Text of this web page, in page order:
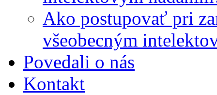
Ako postupovať pri
všeobecným
Povedali o nás
Kontakt